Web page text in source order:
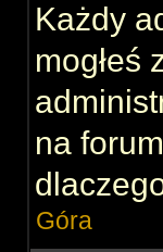
Każdy
mogłeś
na
Góra